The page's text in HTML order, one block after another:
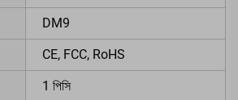
DM9
CE, FCC, RoHS
1 পিসি